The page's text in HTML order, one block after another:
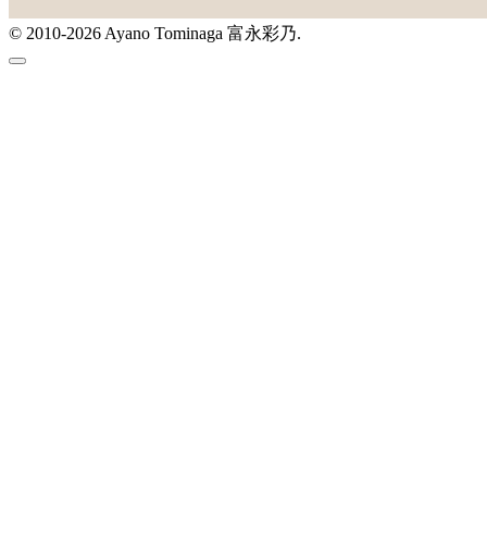
© 2010-2026 Ayano Tominaga 富永彩乃.